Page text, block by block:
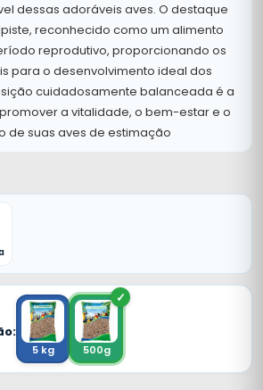
dessas adoráveis aves. O destaque
reconhecido como um alimento
reprodutivo, proporcionando os
para o desenvolvimento ideal dos
cuidadosamente balanceada é a
a vitalidade, o bem-estar e o
de suas aves de estimação
5 kg 500g